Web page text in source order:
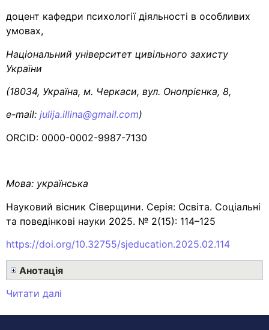
доцент кафедри психології діяльності в особливих
умовах,
Національний університет цивільного захисту
України
(18034, Україна, м. Черкаси, вул. Онопрієнка, 8,
е-mail: julija.illina@gmail.com)
ORCID: 0000-0002-9987-7130
Мова: українська
Науковий вісник Сіверщини. Серія: Освіта. Соціальні
та поведінкові науки 2025. № 2(15): 114–125
https://doi.org/10.32755/sjeducation.2025.02.114
Анотація
Читати далі